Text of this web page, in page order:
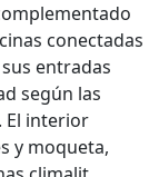
conectadas
entradas
según las
El interior
y moqueta,